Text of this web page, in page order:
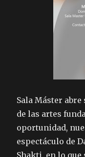
Sala Máster
de las artes
oportunidad,
espectáculo de